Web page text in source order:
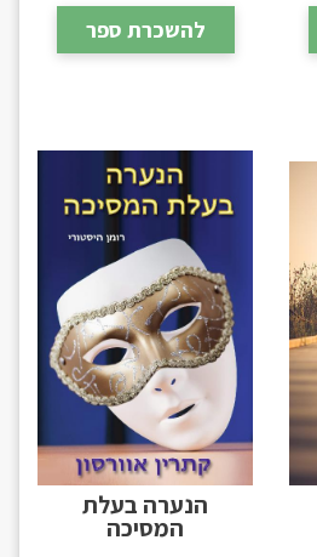
להשכרת ספר
הנערה בעלת
המסיכה